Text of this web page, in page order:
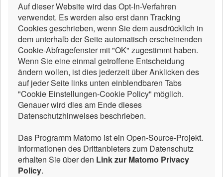
Auf dieser Website wird das Opt-In-Verfahren
verwendet. Es werden also erst dann Tracking
Cookies geschrieben, wenn Sie dem ausdrücklich in
dem unterhalb der Seite automatisch erscheinenden
Cookie-Abfragefenster mit "OK" zugestimmt haben.
Wenn Sie eine einmal getroffene Entscheidung
ändern wollen, ist dies jederzeit über Anklicken des
auf jeder Seite links unten einblendbaren Tabs
"Cookie Einstellungen-Cookie Policy" möglich.
Genauer wird dies am Ende dieses
Datenschutzhinweises beschrieben.
Das Programm Matomo ist ein Open-Source-Projekt.
Informationen des Drittanbieters zum Datenschutz
erhalten Sie über den Link zur Matomo Privacy
Policy.